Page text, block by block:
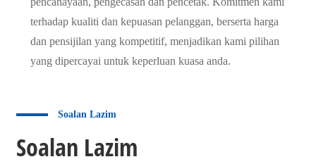
terhadap kualiti dan kepuasan pelanggan, berserta harga
dan pensijilan yang kompetitif, menjadikan kami pilihan
yang dipercayai untuk keperluan kuasa anda.
Soalan Lazim
Soalan Lazim